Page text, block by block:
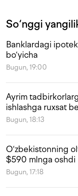
So‘nggi
Banklardagi
bo‘yicha
Bugun, 19:00
Ayrim
ishlashga ruxsat
Bugun, 18:13
O‘zbekistonning
$590 mlnga oshdi
Bugun, 17:18